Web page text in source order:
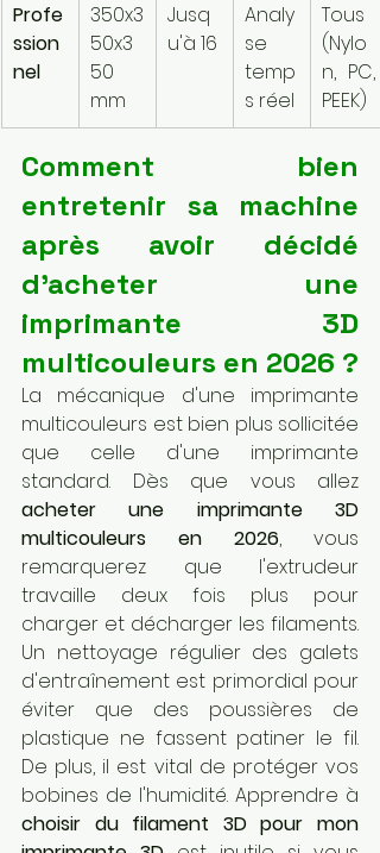
Profe
ssion
nel
350x3
50x3
50
mm
Jusq
u'à 16
Analy
se
temp
s réel
Tous
(Nylo
n, PC,
PEEK)
Comment bien
entretenir sa machine
après avoir décidé
d'acheter une
imprimante 3D
multicouleurs en 2026 ?
La mécanique d'une imprimante
multicouleurs est bien plus sollicitée
que celle d'une imprimante
acheter une imprimante 3D
multicouleurs en 2026, vous
remarquerez que l'extrudeur
travaille deux fois plus pour
charger et décharger les filaments.
Un nettoyage régulier des galets
d'entraînement est primordial pour
éviter que des poussières de
plastique ne fassent patiner le fil.
De plus, il est vital de protéger vos
choisir du filament 3D pour mon